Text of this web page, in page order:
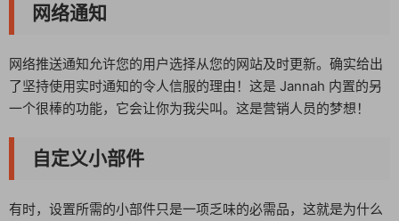
网络通知
网络推送通知允许您的用户选择从您的网站及时更新。确实给出
了坚持使用实时通知的令人信服的理由！这是 Jannah 内置的另
一个很棒的功能，它会让你为我尖叫。这是营销人员的梦想！
自定义小部件
有时，设置所需的小部件只是一项乏味的必需品，这就是为什么